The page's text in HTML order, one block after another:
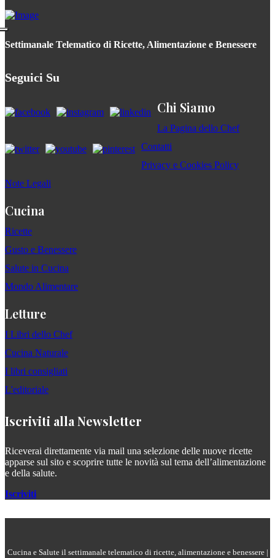
Settimanale Telematico di Ricette, Alimentazione e Benessere
Seguici Su
Chi Siamo
La Pagina dello Chef
Contatti
Privacy e Cookies Policy
Note Legali
Cucina
Ricette
Gusto e Benessere
Salute in Cucina
Mondo Alimentare
Letture
I Libri dello Chef
Cucina Naturale
I libri consigliati
L'editoriale
Iscriviti alla Newsletter
Riceverai direttamente via mail una selezione delle nuove ricette
apparse sul sito e scoprire tutte le novità sul tema dell’alimentazione
e della salute.
Iscriviti
Cucina e Salute il settimanale telematico di ricette, alimentazione e benessere |